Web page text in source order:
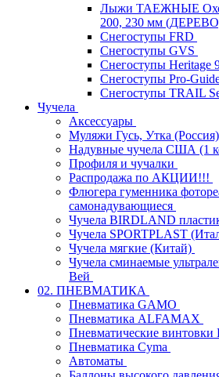
Лыжи ТАЕЖНЫЕ
200, 230 мм
Снегоступы FRD
Снегоступы GVS
Снегоступы Heritage
Снегоступы Pro-
Снегоступы TRAIL
Чучела
Аксессуары
Муляжи Гусь, Утка (Россия)
Надувные чучела США (1
Профиля и чучалки
Распродажа по АКЦИИ!!!
Флюгера гуменника
самонадувающиеся
Чучела BIRDLAND
Чучела SPORTPLAST
Чучела мягкие (Китай)
Чучела сминаемые
Вей
02. ПНЕВМАТИКА
Пневматика GAMO
Пневматика ALFAMAX
Пневматические
Пневматика Cyma
Автоматы